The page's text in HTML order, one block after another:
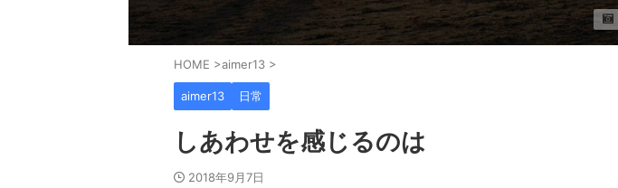
HOME >aimer13 >
aimer13 日常
しあわせを感じるのは
2018年9月7日